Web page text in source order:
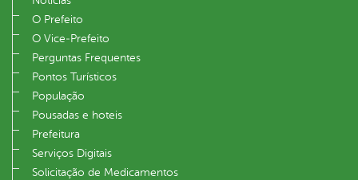
O Prefeito
O Vice‐Prefeito
Perguntas Frequentes
Pontos Turísticos
População
Pousadas e hoteis
Prefeitura
Serviços Digitais
Solicitação de Medicamentos